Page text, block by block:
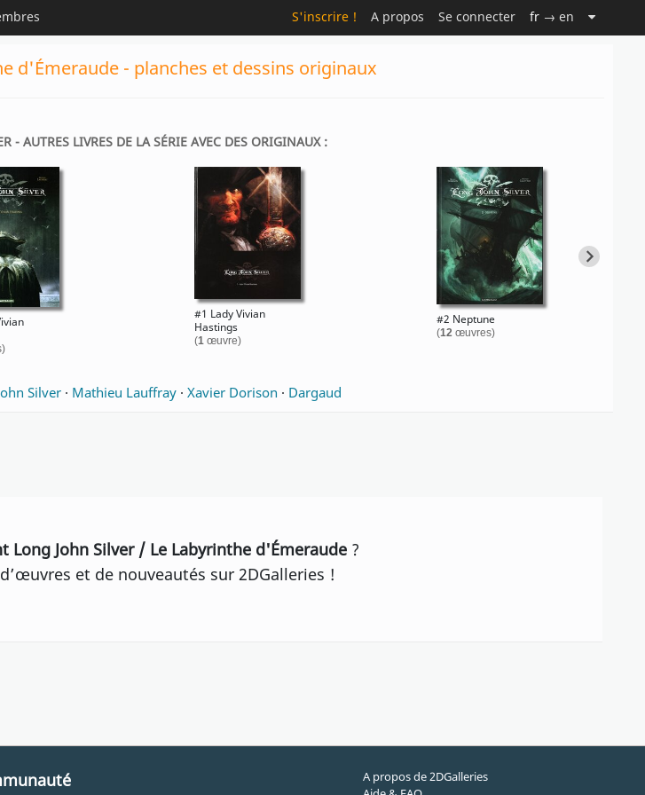
S'inscrire ! A propos Se connecter fr → en
d'Émeraude - planches et dessins originaux
- AUTRES LIVRES DE LA SÉRIE AVEC DES ORIGINAUX :
#1 Lady Vivian
Hastings
(1 œuvre)
#2 Neptune
(12œuvres)
Silver · Mathieu Lauffray ·Xavier Dorison · Dargaud
Long John Silver / Le Labyrinthe d'Émeraude ?
et de nouveautés sur 2DGalleries !
A propos de 2DGalleries